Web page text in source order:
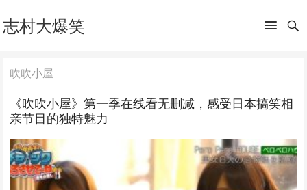
志村大爆笑
吹吹小屋
《吹吹小屋》第一季在线看无删减，感受日本搞笑相
亲节目的独特魅力